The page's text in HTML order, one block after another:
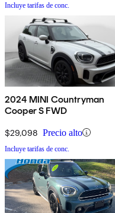
Incluye tarifas de conc.
2024 MINI Countryman
Cooper S FWD
$29,098 Precio alto
Incluye tarifas de conc.